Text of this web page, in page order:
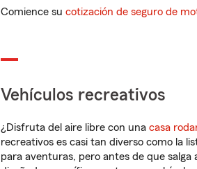
Comience su cotización de seguro de
Vehículos recreativos
¿Disfruta del aire libre con una casa
recreativos es casi tan diverso como la
para aventuras, pero antes de que salga